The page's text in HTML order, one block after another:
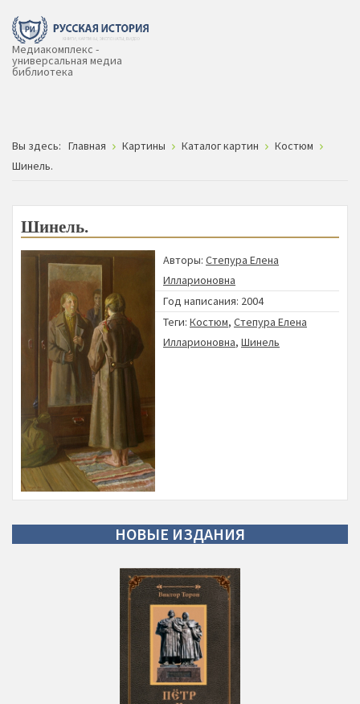
Медиакомплекс -
универсальная медиа
библиотека
Вы здесь: Главная Картины Каталог картин
Костюм
Шинель.
Шинель.
Авторы: Степура Елена
Илларионовна
Год написания: 2004
Теги: Костюм, Степура Елена
Илларионовна, Шинель
НОВЫЕ ИЗДАНИЯ